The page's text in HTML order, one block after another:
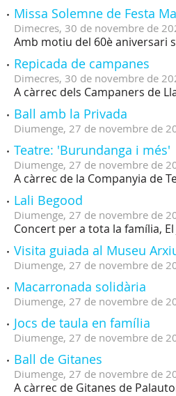
Missa Solemne de Festa
Dimecres, 30 de novembre de
Amb motiu del 60è aniversari
Repicada de campanes
Dimecres, 30 de novembre de
A càrrec dels Campaners de
Ball amb la Privada
Diumenge, 27 de novembre de
Teatre: 'Burundanga i més'
Diumenge, 27 de novembre de
A càrrec de la Companyia de
Lali Begood
Diumenge, 27 de novembre de
Concert per a tota la família, El
Visita guiada al Museu
Diumenge, 27 de novembre de
Macarronada solidària
Diumenge, 27 de novembre de
Jocs de taula en família
Diumenge, 27 de novembre de
Ball de Gitanes
Diumenge, 27 de novembre de
A càrrec de Gitanes de